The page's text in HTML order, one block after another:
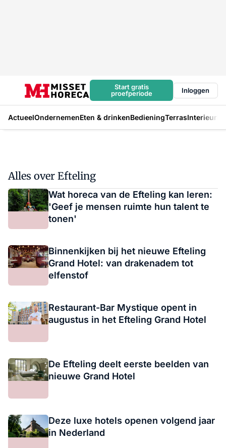
Start gratis
proefperiode
Inloggen
ActueelOndernemenEten & drinkenBedieningTerrasInterieur
Alles over Efteling
Wat horeca van de Efteling kan leren:
'Geef je mensen ruimte hun talent te
tonen'
Binnenkijken bij het nieuwe Efteling
Grand Hotel: van drakenadem tot
elfenstof
Restaurant-Bar Mystique opent in
augustus in het Efteling Grand Hotel
De Efteling deelt eerste beelden van
nieuwe Grand Hotel
Deze luxe hotels openen volgend jaar
in Nederland